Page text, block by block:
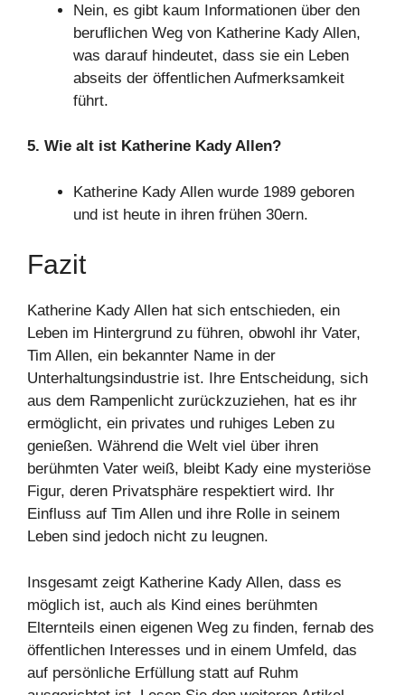
Nein, es gibt kaum Informationen über den
beruflichen Weg von Katherine Kady Allen,
was darauf hindeutet, dass sie ein Leben
abseits der öffentlichen Aufmerksamkeit
führt.
5. Wie alt ist Katherine Kady Allen?
Katherine Kady Allen wurde 1989 geboren
und ist heute in ihren frühen 30ern.
Fazit
Katherine Kady Allen hat sich entschieden, ein
Leben im Hintergrund zu führen, obwohl ihr Vater,
Tim Allen, ein bekannter Name in der
Unterhaltungsindustrie ist. Ihre Entscheidung, sich
aus dem Rampenlicht zurückzuziehen, hat es ihr
ermöglicht, ein privates und ruhiges Leben zu
genießen. Während die Welt viel über ihren
berühmten Vater weiß, bleibt Kady eine mysteriöse
Figur, deren Privatsphäre respektiert wird. Ihr
Einfluss auf Tim Allen und ihre Rolle in seinem
Leben sind jedoch nicht zu leugnen.
Insgesamt zeigt Katherine Kady Allen, dass es
möglich ist, auch als Kind eines berühmten
Elternteils einen eigenen Weg zu finden, fernab des
öffentlichen Interesses und in einem Umfeld, das
auf persönliche Erfüllung statt auf Ruhm